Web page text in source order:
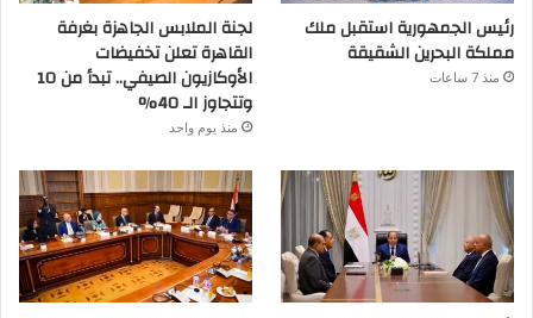
رئيس الجمهورية استقبل ملك
مملكة البحرين الشقيقة
منذ 7 ساعات
لجنة الملابس الجاهزة بغرفة
القاهرة تعلن تخفيضات
الأوكازيون الصيفي.. تبدأ من 10
وتتجاوز الـ 40%
منذ يوم واحد